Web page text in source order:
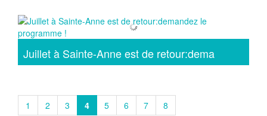
Juillet à Sainte-Anne est de retour:dema
1 2 3 4 5 6 7 8